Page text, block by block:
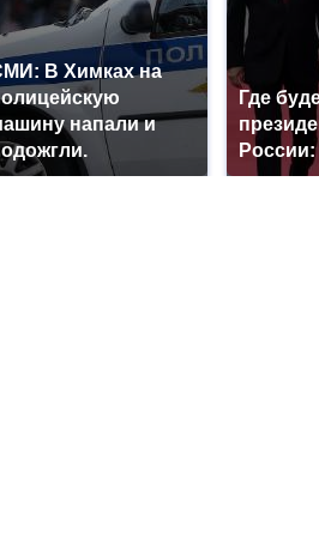
В Химках на
напали и
Где